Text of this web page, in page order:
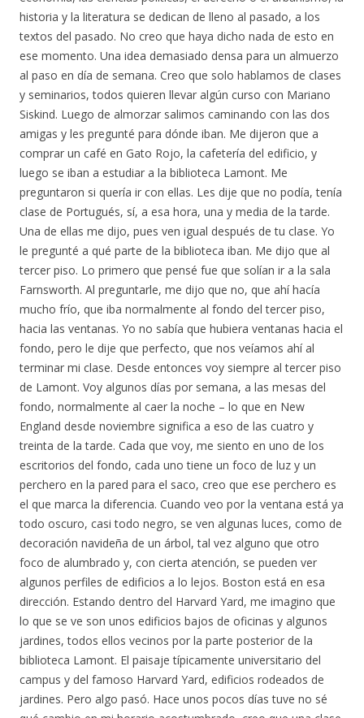
historia y la literatura se dedican de lleno al pasado, a los
textos del pasado. No creo que haya dicho nada de esto en
ese momento. Una idea demasiado densa para un almuerzo
al paso en día de semana. Creo que solo hablamos de clases
y seminarios, todos quieren llevar algún curso con Mariano
Siskind. Luego de almorzar salimos caminando con las dos
amigas y les pregunté para dónde iban. Me dijeron que a
comprar un café en Gato Rojo, la cafetería del edificio, y
luego se iban a estudiar a la biblioteca Lamont. Me
preguntaron si quería ir con ellas. Les dije que no podía, tenía
clase de Portugués, sí, a esa hora, una y media de la tarde.
Una de ellas me dijo, pues ven igual después de tu clase. Yo
le pregunté a qué parte de la biblioteca iban. Me dijo que al
tercer piso. Lo primero que pensé fue que solían ir a la sala
Farnsworth. Al preguntarle, me dijo que no, que ahí hacía
mucho frío, que iba normalmente al fondo del tercer piso,
hacia las ventanas. Yo no sabía que hubiera ventanas hacia el
fondo, pero le dije que perfecto, que nos veíamos ahí al
terminar mi clase. Desde entonces voy siempre al tercer piso
de Lamont. Voy algunos días por semana, a las mesas del
fondo, normalmente al caer la noche – lo que en New
England desde noviembre significa a eso de las cuatro y
treinta de la tarde. Cada que voy, me siento en uno de los
escritorios del fondo, cada uno tiene un foco de luz y un
perchero en la pared para el saco, creo que ese perchero es
el que marca la diferencia. Cuando veo por la ventana está ya
todo oscuro, casi todo negro, se ven algunas luces, como de
decoración navideña de un árbol, tal vez alguno que otro
foco de alumbrado y, con cierta atención, se pueden ver
algunos perfiles de edificios a lo lejos. Boston está en esa
dirección. Estando dentro del Harvard Yard, me imagino que
lo que se ve son unos edificios bajos de oficinas y algunos
jardines, todos ellos vecinos por la parte posterior de la
biblioteca Lamont. El paisaje típicamente universitario del
campus y del famoso Harvard Yard, edificios rodeados de
jardines. Pero algo pasó. Hace unos pocos días tuve no sé